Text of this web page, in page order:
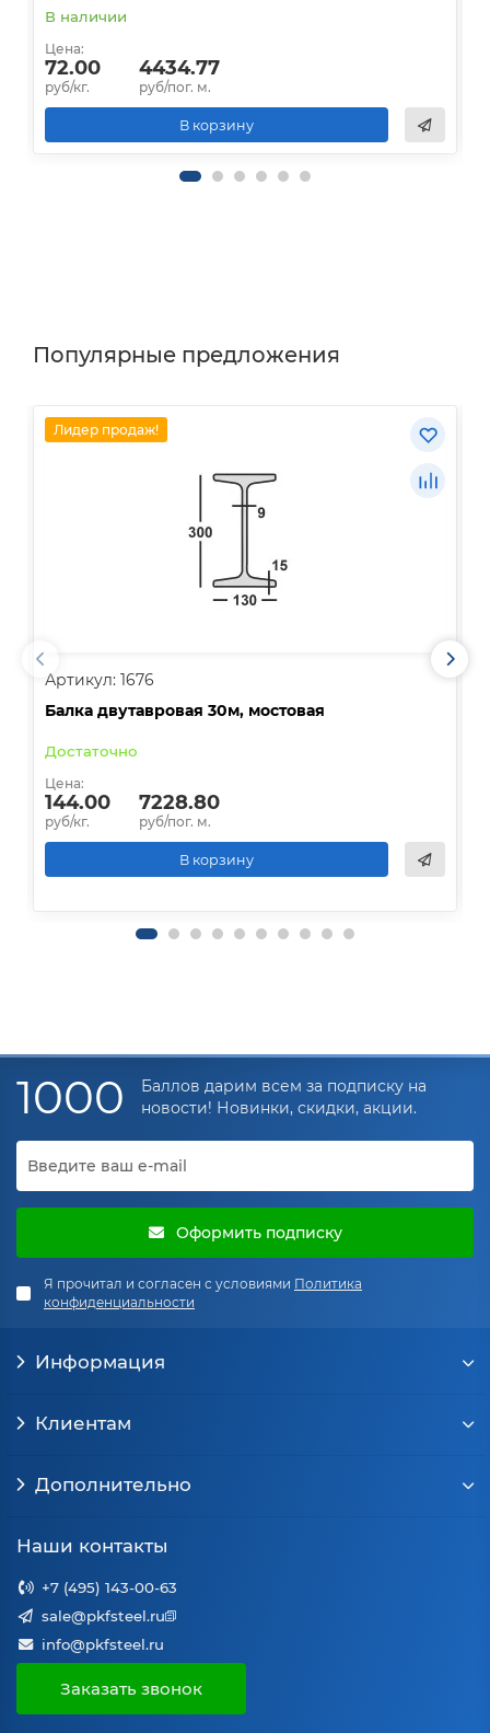
В наличии
Цена:
72.00
руб/кг.
4434.77
руб/пог. м.
В корзину
Популярные предложения
Лидер продаж!
Артикул: 1676
Балка двутавровая 30м, мостовая
Достаточно
Цена:
144.00
руб/кг.
7228.80
руб/пог. м.
В корзину
1000
Баллов дарим всем за подписку на
новости! Новинки, скидки, акции.
Оформить подписку
Я прочитал и согласен с условиями Политика
конфиденциальности
Информация
Клиентам
Дополнительно
Наши контакты
+7 (495) 143-00-63
sale@pkfsteel.ru
info@pkfsteel.ru
Заказать звонок